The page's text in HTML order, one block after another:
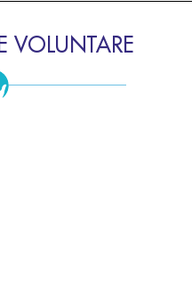
VOLUNTARE